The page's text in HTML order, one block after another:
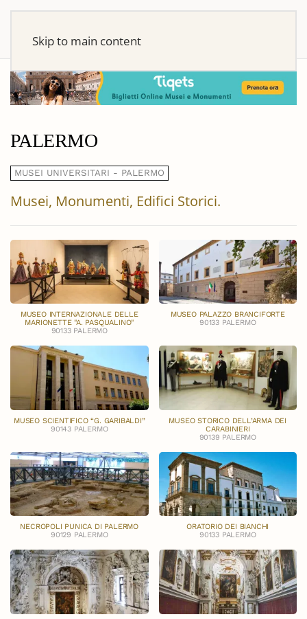
Skip to main content
PALERMO
MUSEI UNIVERSITARI - PALERMO
Musei, Monumenti, Edifici Storici.
MUSEO INTERNAZIONALE DELLE
MARIONETTE "A. PASQUALINO"
90133 PALERMO
MUSEO PALAZZO BRANCIFORTE
90133 PALERMO
MUSEO SCIENTIFICO “G. GARIBALDI”
90143 PALERMO
MUSEO STORICO DELL’ARMA DEI
CARABINIERI
90139 PALERMO
NECROPOLI PUNICA DI PALERMO
90129 PALERMO
ORATORIO DEI BIANCHI
90133 PALERMO